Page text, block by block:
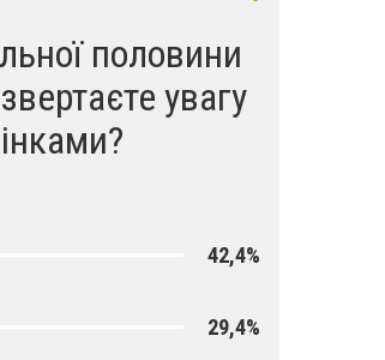
половини
увагу
42,4%
29,4%